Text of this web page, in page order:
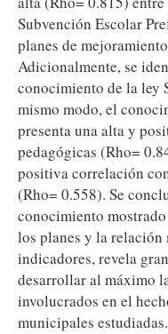
Subvención Escolar
planes de
Adicionalmente, se
conocimiento de la ley
mismo modo, el
presenta una alta y
pedagógicas (Rho=
positiva correlación
(Rho= 0.558). Se
conocimiento
los planes y la relación
indicadores, revela
desarrollar al máximo
involucrados en el
municipales estudiadas.